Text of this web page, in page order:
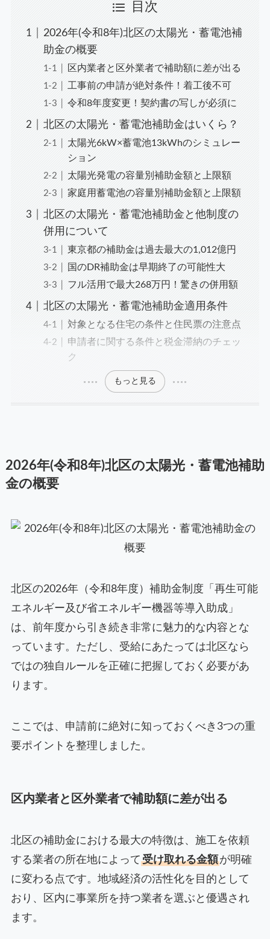
目次
2026年(令和8年)北区の太陽光・蓄電池補
助金の概要
区内業者と区外業者で補助額に差が出る
工事前の申請が絶対条件！着工後不可
令和8年度変更！契約書の写しが必須に
北区の太陽光・蓄電池補助金はいくら？
太陽光6kW×蓄電池13kWhのシミュレー
ション
太陽光発電の容量別補助金額と上限額
家庭用蓄電池の容量別補助金額と上限額
北区の太陽光・蓄電池補助金と他制度の
併用について
東京都の補助金は過去最大の1,012億円
国のDR補助金は早期終了の可能性大
フル活用で最大268万円！驚きの併用額
北区の太陽光・蓄電池補助金適用条件
対象となる住宅の条件と住民票の注意点
申請者に関する条件と税金滞納のチェッ
ク
もっと見る
2026年(令和8年)北区の太陽光・蓄電池補助
金の概要
北区の2026年（令和8年度）補助金制度「再生可能
エネルギー及び省エネルギー機器等導入助成」
は、前年度から引き続き非常に魅力的な内容とな
っています。ただし、受給にあたっては北区なら
ではの独自ルールを正確に把握しておく必要があ
ります。
ここでは、申請前に絶対に知っておくべき3つの重
要ポイントを整理しました。
区内業者と区外業者で補助額に差が出る
北区の補助金における最大の特徴は、施工を依頼
する業者の所在地によって 受け取れる金額が明確
に変わる点です。地域経済の活性化を目的として
おり、区内に事業所を持つ業者を選ぶと優遇され
ます。